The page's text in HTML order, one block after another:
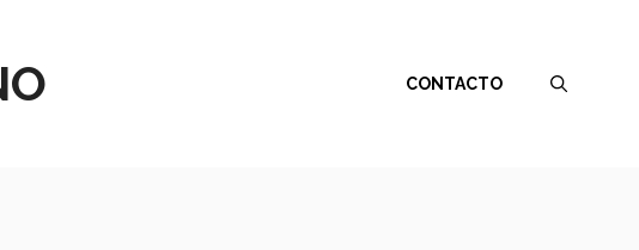
CONTACTO